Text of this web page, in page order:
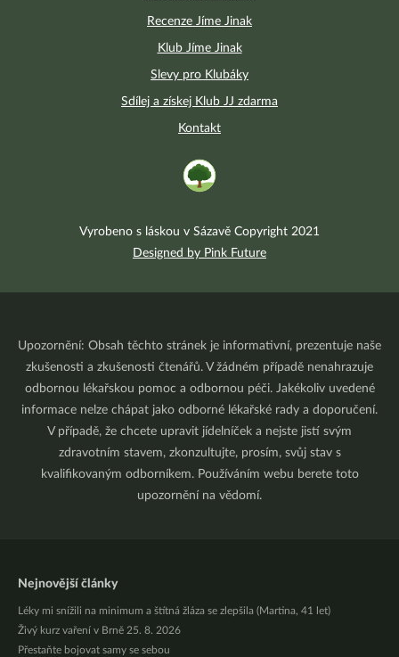
Recenze Jíme Jinak
Klub Jíme Jinak
Slevy pro Klubáky
Sdílej a získej Klub JJ zdarma
Kontakt
Vyrobeno s láskou v Sázavě Copyright 2021
Designed by Pink Future
Upozornění: Obsah těchto stránek je informativní, prezentuje naše
zkušenosti a zkušenosti čtenářů. V žádném případě nenahrazuje
odbornou lékařskou pomoc a odbornou péči. Jakékoliv uvedené
informace nelze chápat jako odborné lékařské rady a doporučení.
V případě, že chcete upravit jídelníček a nejste jistí svým
zdravotním stavem, zkonzultujte, prosím, svůj stav s
kvalifikovaným odborníkem. Používáním webu berete toto
upozornění na vědomí.
Nejnovější články
Léky mi snížili na minimum a štítná žláza se zlepšila (Martina, 41 let)
Živý kurz vaření v Brně 25. 8. 2026
Přestaňte bojovat samy se sebou